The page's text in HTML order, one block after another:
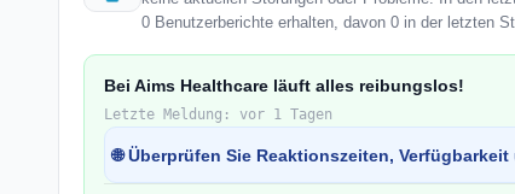
0 Benutzerberichte erhalten, davon 0 in der letzten
Bei Aims Healthcare läuft alles reibungslos!
Letzte Meldung: vor 1 Tagen
🌐 Überprüfen Sie Reaktionszeiten,